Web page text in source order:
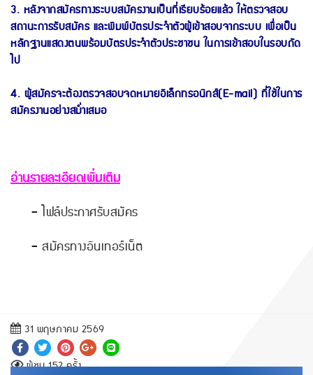
3. หลังจากสมัครทางระบบสมัครงานเป็นที่เรียบร้อยแล้ว ให้ตรวจสอบ
สถานะการรับสมัคร และพิมพ์บัตรประจำตัวผู้เข้าสอบจากระบบ เพื่อเป็น
หลักฐานแสดงตนพร้อมบัตรประจำตัวประชาชน ในการเข้าสอบในรอบถัด
ไป
4. ผู้สมัครจะต้องตรวจสอบจดหมายอิเล็กทรอนิกส์(E-mail) ที่ใช้ในการ
สมัครงานอย่างสม่ำเสมอ
อ่านรายละเอียดเพิ่มเติม
-ไฟล์ประกาศรับสมัคร
- สมัครทางอินเทอร์เน็ต
31 พฤษภาคม 2569
ผู้ชม 152 ครั้ง